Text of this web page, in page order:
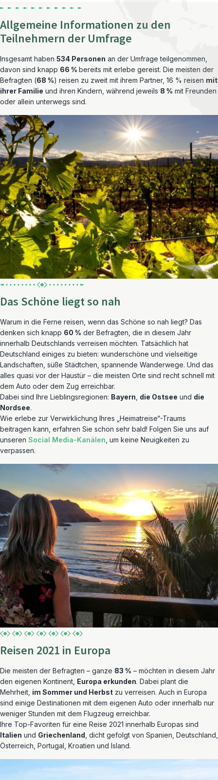
Allgemeine Informationen zu den
Teilnehmern der Umfrage
Insgesamt haben 534 Personen an der Umfrage teilgenommen,
davon sind knapp 66 % bereits mit erlebe gereist. Die meisten der
Befragten (68 %) reisen zu zweit mit ihrem Partner, 16 % reisen mit
ihrer Familie und ihren Kindern, während jeweils 8 % mit Freunden
oder allein unterwegs sind.
Das Schöne liegt so nah
Warum in die Ferne reisen, wenn das Schöne so nah liegt? Das
denken sich knapp 60 % der Befragten, die in diesem Jahr
innerhalb Deutschlands verreisen möchten. Tatsächlich hat
Deutschland einiges zu bieten: wunderschöne und vielseitige
Landschaften, süße Städtchen, spannende Wanderwege. Und das
alles quasi vor der Haustür – die meisten Orte sind recht schnell mit
dem Auto oder dem Zug erreichbar.
Dabei sind Ihre Lieblingsregionen: Bayern die Ostsee und die
Nordsee.
Wie erlebe zur Verwirklichung Ihres „Heimatreise“-Traums
beitragen kann, erfahren Sie schon sehr bald! Folgen Sie uns auf
unseren Social Media-Kanälen , um keine Neuigkeiten zu
verpassen.
Reisen 2021 in Europa
Die meisten der Befragten – ganze 83 % – möchten in diesem Jahr
den eigenen Kontinent, Europa erkunden. Dabei plant die
Mehrheit, im Sommer und Herbst zu verreisen. Auch in Europa
sind einige Destinationen mit dem eigenen Auto oder innerhalb nur
weniger Stunden mit dem Flugzeug erreichbar.
Ihre Top-Favoriten für eine Reise 2021 innerhalb Europas sind
Italien und Griechenland , dicht gefolgt von Spanien, Deutschland,
Österreich, Portugal, Kroatien und Island.